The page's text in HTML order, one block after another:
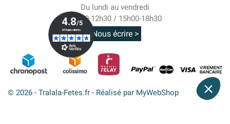
Du lundi au vendredi
10h00-12h30 / 15h00-18h30
Nous écrire >
© 2026 - Tralala-Fetes.fr - Réalisé par MyWebShop